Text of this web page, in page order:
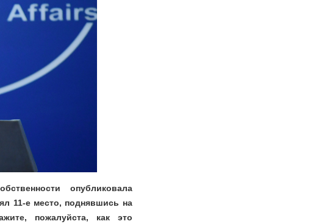
опубликовала
11-е место, поднявшись на
пожалуйста, как это